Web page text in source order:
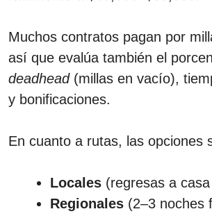
Muchos contratos pagan por
así que evalúa también el
deadhead(millas en vacío),
y bonificaciones.
En cuanto a rutas, las opciones
Locales (regresas a
Regionales (2–3 noches